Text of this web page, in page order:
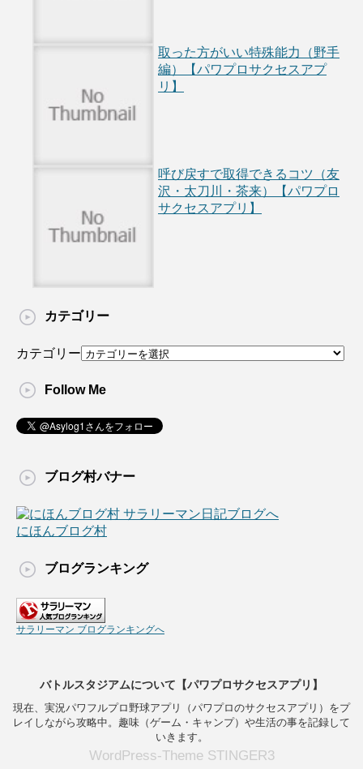
取った方がいい特殊能力（野手
編）【パワプロサクセスアプ
リ】
呼び戻すで取得できるコツ（友
沢・太刀川・茶来）【パワプロ
サクセスアプリ】
カテゴリー
カテゴリー
Follow Me
ブログ村バナー
にほんブログ村
ブログランキング
サラリーマン ブログランキングへ
バトルスタジアムについて【パワプロサクセスアプリ】
現在、実況パワフルプロ野球アプリ（パワプロのサクセスアプリ）をプ
レイしながら攻略中。趣味（ゲーム・キャンプ）や生活の事を記録して
いきます。
WordPress-Theme STINGER3